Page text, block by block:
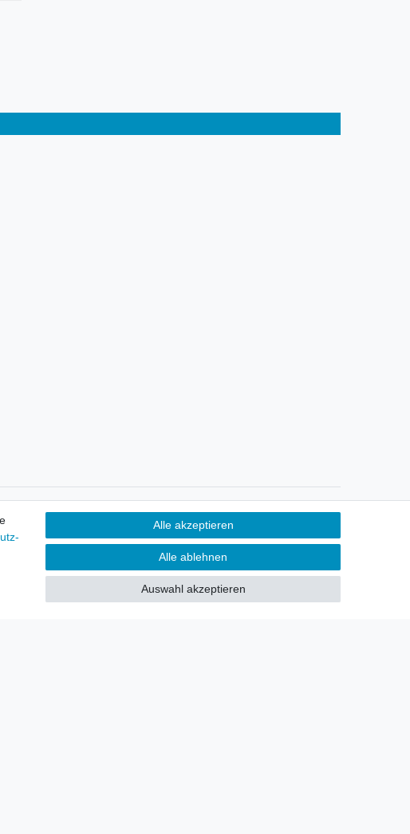
mit
Sie möchten über neu eingetroffene
Lagerware oder Neuheiten
allgemein informiert werden?
Alle akzeptieren
Alle ablehnen
Auswahl akzeptieren